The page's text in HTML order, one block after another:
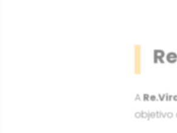
A
objetivo